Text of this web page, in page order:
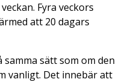
Fyra veckors
att 20 dagars
sätt som om den
vanligt. Det innebär att